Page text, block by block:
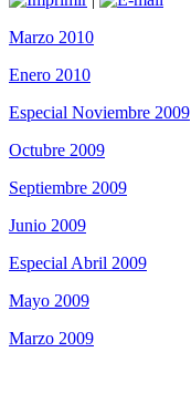
Marzo 2010
Enero 2010
Especial Noviembre 2009
Octubre 2009
Septiembre 2009
Junio 2009
Especial Abril 2009
Mayo 2009
Marzo 2009